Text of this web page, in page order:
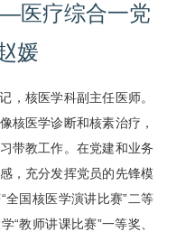
医疗综合一党
媛
，核医学科副主任医师。
核医学诊断和核素治疗，
带教工作。在党建和业务
，充分发挥党员的先锋模
全国核医学演讲比赛”二等
“教师讲课比赛”一等奖、